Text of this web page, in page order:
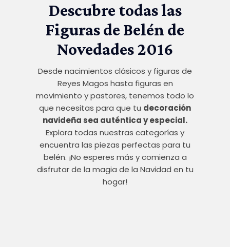
Descubre todas las
Figuras de Belén de
Novedades 2016
Desde nacimientos clásicos y figuras de
Reyes Magos hasta figuras en
movimiento y pastores, tenemos todo lo
que necesitas para que tu decoración
navideña sea auténtica y especial.
Explora todas nuestras categorías y
encuentra las piezas perfectas para tu
belén. ¡No esperes más y comienza a
disfrutar de la magia de la Navidad en tu
hogar!